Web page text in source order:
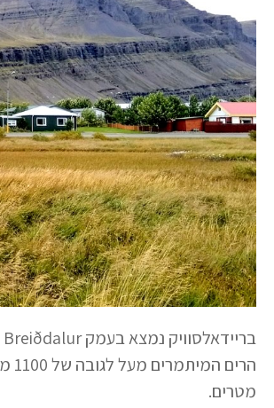
הרים המיתמרים מעל לגובה של 1100 מטרים. העמק נשלט על ידי הר
מטרים.